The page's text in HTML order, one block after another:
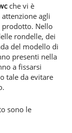
che vi è
agli
prodotto. Nello
rondelle, dei
del modello di
presenti nella
a fissarsi
tale da evitare
sono le